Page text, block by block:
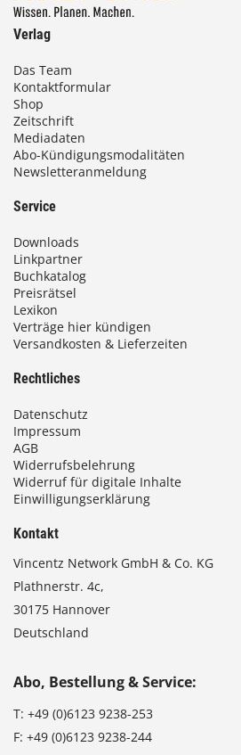
Verlag
Das Team
Kontaktformular
Shop
Zeitschrift
Mediadaten
Abo-Kündigungsmodalitäten
Newsletteranmeldung
Service
Downloads
Linkpartner
Buchkatalog
Preisrätsel
Lexikon
Verträge hier kündigen
Versandkosten & Lieferzeiten
Rechtliches
Datenschutz
Impressum
AGB
Widerrufsbelehrung
Widerruf für digitale Inhalte
Einwilligungserklärung
Kontakt
Vincentz Network GmbH & Co. KG
Plathnerstr. 4c,
30175 Hannover
Deutschland
Abo, Bestellung & Service:
T: +49 (0)6123 9238-253
F: +49 (0)6123 9238-244